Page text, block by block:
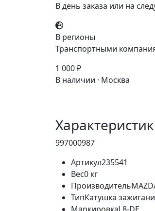
В день заказа или на
В регионы
Транспортными
1 000 ₽
В наличии · Москва
997000987
Артикул235541
Вес0 кг
Производитель
ТипКатушка